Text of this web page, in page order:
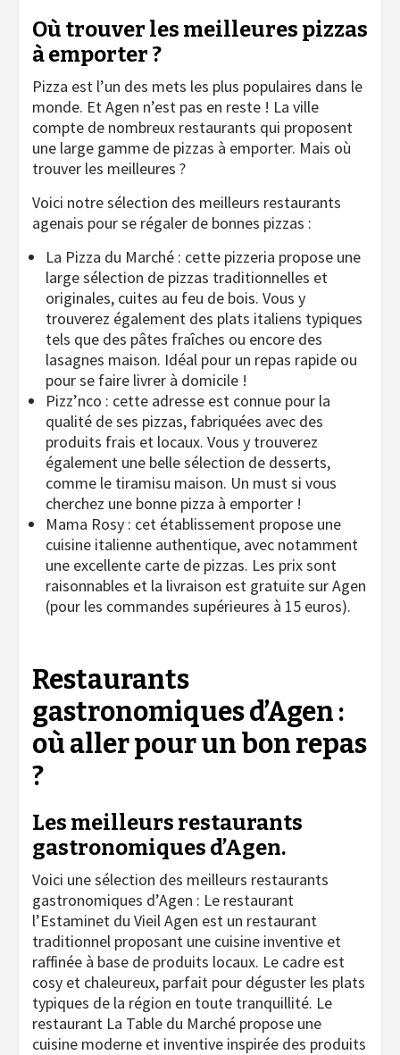
Où trouver les meilleures pizzas
à emporter ?
Pizza est l’un des mets les plus populaires dans le
monde. Et Agen n’est pas en reste ! La ville
compte de nombreux restaurants qui proposent
une large gamme de pizzas à emporter. Mais où
trouver les meilleures ?
Voici notre sélection des meilleurs restaurants
agenais pour se régaler de bonnes pizzas :
La Pizza du Marché : cette pizzeria propose une
large sélection de pizzas traditionnelles et
originales, cuites au feu de bois. Vous y
trouverez également des plats italiens typiques
tels que des pâtes fraîches ou encore des
lasagnes maison. Idéal pour un repas rapide ou
pour se faire livrer à domicile !
Pizz’nco : cette adresse est connue pour la
qualité de ses pizzas, fabriquées avec des
produits frais et locaux. Vous y trouverez
également une belle sélection de desserts,
comme le tiramisu maison. Un must si vous
cherchez une bonne pizza à emporter !
Mama Rosy : cet établissement propose une
cuisine italienne authentique, avec notamment
une excellente carte de pizzas. Les prix sont
raisonnables et la livraison est gratuite sur Agen
(pour les commandes supérieures à 15 euros).
Restaurants
gastronomiques d’Agen :
où aller pour un bon repas
?
Les meilleurs restaurants
gastronomiques d’Agen.
Voici une sélection des meilleurs restaurants
gastronomiques d’Agen : Le restaurant
l’Estaminet du Vieil Agen est un restaurant
traditionnel proposant une cuisine inventive et
raffinée à base de produits locaux. Le cadre est
cosy et chaleureux, parfait pour déguster les plats
typiques de la région en toute tranquillité. Le
restaurant La Table du Marché propose une
cuisine moderne et inventive inspirée des produits